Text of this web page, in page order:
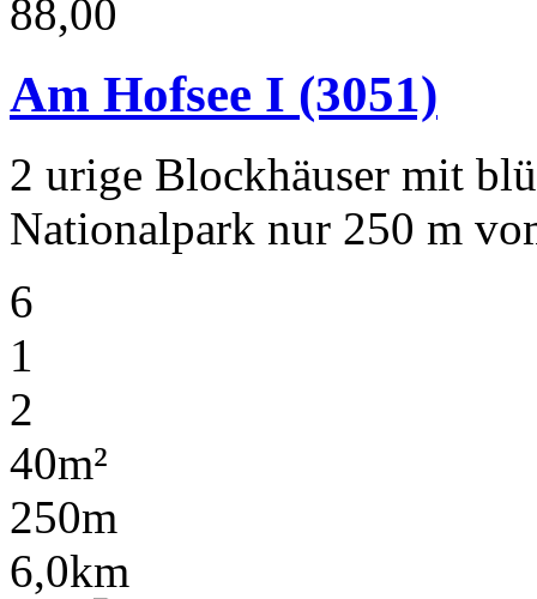
88,00
Am Hofsee I (3051)
2 urige Blockhäuser mit
Nationalpark nur 250 m
6
1
2
40m²
250m
6,0km